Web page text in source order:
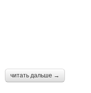
читать дальше →